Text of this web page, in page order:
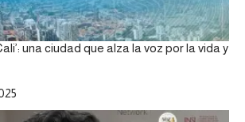
una ciudad que alza la voz por la vida y